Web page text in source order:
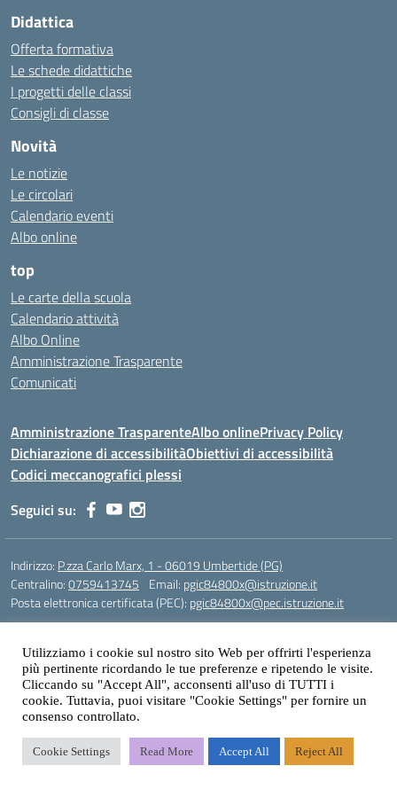
Didattica
Offerta formativa
Le schede didattiche
I progetti delle classi
Consigli di classe
Novità
Le notizie
Le circolari
Calendario eventi
Albo online
top
Le carte della scuola
Calendario attività
Albo Online
Amministrazione Trasparente
Comunicati
Amministrazione TrasparenteAlbo onlinePrivacy Policy
Dichiarazione di accessibilitàObiettivi di accessibilità
Codici meccanografici plessi
Seguici su:
Indirizzo: P.zza Carlo Marx, 1 - 06019 Umbertide (PG)
Centralino:0759413745 Email: pgic84800x@istruzione.it
Posta elettronica certificata (PEC): pgic84800x@pec.istruzione.it
Codice meccanografico: PGIC84800X
Codice Indice delle Pubbliche Amministrazioni (IPA): icu
Gestione sito web: prof. Paolo Chitarrai
Idea e progetto di Designers Italia
Utilizziamo i cookie sul nostro sito Web per offrirti l'esperienza
più pertinente ricordando le tue preferenze e ripetendo le visite.
Cliccando su "Accept All", acconsenti all'uso di TUTTI i
cookie. Tuttavia, puoi visitare "Cookie Settings" per fornire un
consenso controllato.
Cookie Settings Read More Accept All Reject All